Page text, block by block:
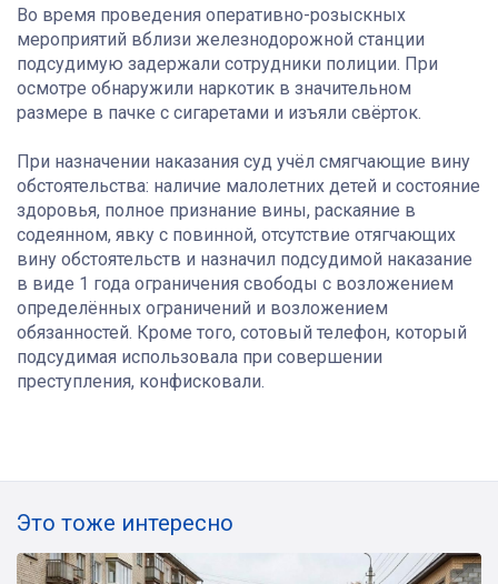
Во время проведения оперативно-розыскных
мероприятий вблизи железнодорожной станции
подсудимую задержали сотрудники полиции. При
осмотре обнаружили наркотик в значительном
размере в пачке с сигаретами и изъяли свёрток.
При назначении наказания суд учёл смягчающие вину
обстоятельства: наличие малолетних детей и состояние
здоровья, полное признание вины, раскаяние в
содеянном, явку с повинной, отсутствие отягчающих
вину обстоятельств и назначил подсудимой наказание
в виде 1 года ограничения свободы с возложением
определённых ограничений и возложением
обязанностей. Кроме того, сотовый телефон, который
подсудимая использовала при совершении
преступления, конфисковали.
Это тоже интересно